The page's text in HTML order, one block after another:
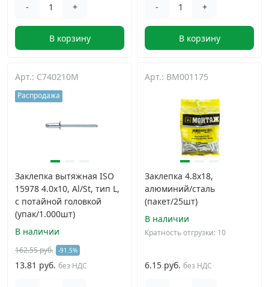
- +
В корзину
- +
В корзину
Арт.: C740210M
Распродажа
Заклепка вытяжная ISO
15978 4.0х10, Al/St, тип L,
с потайной головкой
(упак/1.000шт)
В наличии
162.55 руб. -91.5%
13.81 руб. без НДС
Арт.: BM001175
Заклепка 4.8х18,
алюминий/сталь
(пакет/25шт)
В наличии
Кратность отгрузки: 10
6.15 руб. без НДС